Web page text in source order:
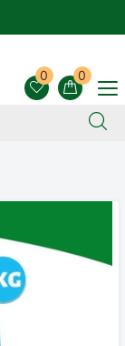
0
0